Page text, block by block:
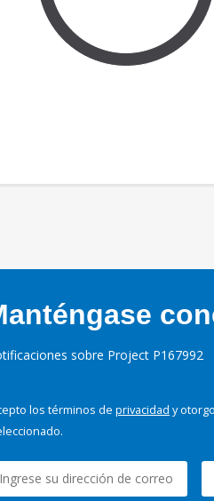
sobre Project P167992
los términos de privacidad y